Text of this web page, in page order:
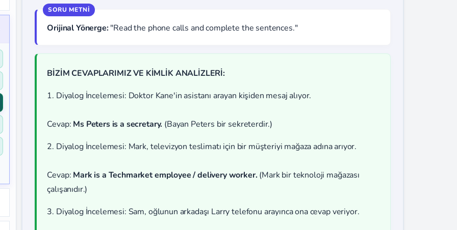
Orijinal Yönerge:"Read the phone calls and complete the sentences."
BİZİM CEVAPLARIMIZ VE KİMLİK ANALİZLERİ:
1. Diyalog İncelemesi: Doktor Kane'in asistanı arayan kişiden mesaj alıyor.
Cevap: Ms Peters is a secretary. (Bayan Peters bir sekreterdir.)
2. Diyalog İncelemesi: Mark, televizyon teslimatı için bir müşteriyi mağaza adına arıyor.
Cevap: Mark is a Techmarket employee / delivery worker. (Mark bir teknoloji mağazası
çalışanıdır.)
3. Diyalog İncelemesi: Sam, oğlunun arkadaşı Larry telefonu arayınca ona cevap veriyor.